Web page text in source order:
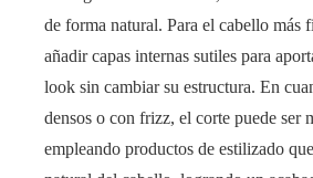
de forma natural. Para el cabello más
añadir capas internas sutiles para
look sin cambiar su estructura. En
densos o con frizz, el corte puede ser
empleando productos de estilizado